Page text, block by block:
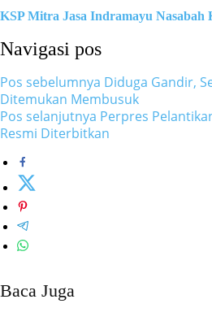
KSP Mitra Jasa Indramayu Nasabah
Navigasi pos
Pos sebelumnya Diduga Gandir,
Ditemukan Membusuk
Pos selanjutnya Perpres
Resmi Diterbitkan
Baca Juga